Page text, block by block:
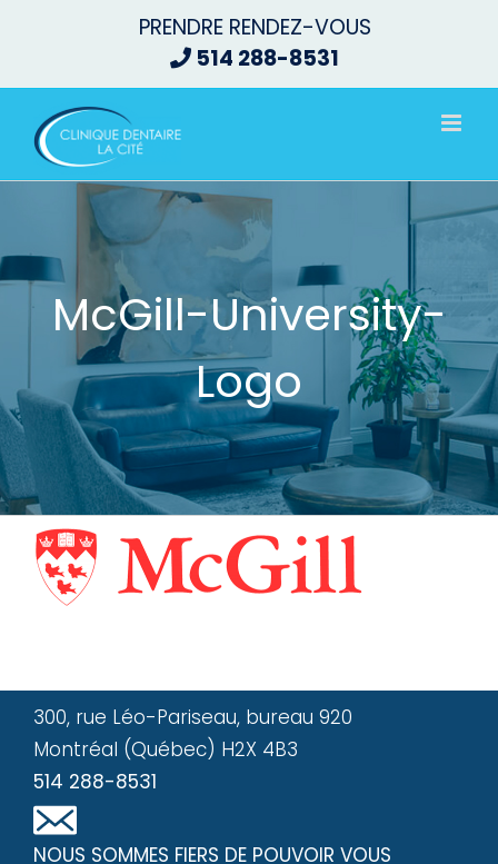
PRENDRE RENDEZ-VOUS
514 288-8531
McGill-University-
Logo
300, rue Léo-Pariseau, bureau 920
Montréal (Québec) H2X 4B3
514 288-8531
NOUS SOMMES FIERS DE POUVOIR VOUS